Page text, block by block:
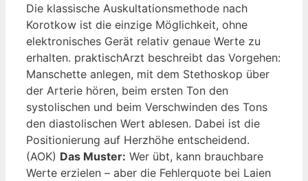
Die klassische Auskultationsmethode nach
Korotkow ist die einzige Möglichkeit, ohne
elektronisches Gerät relativ genaue Werte zu
erhalten. praktischArzt beschreibt das Vorgehen:
Manschette anlegen, mit dem Stethoskop über
der Arterie hören, beim ersten Ton den
systolischen und beim Verschwinden des Tons
den diastolischen Wert ablesen. Dabei ist die
Positionierung auf Herzhöhe entscheidend.
(AOK) Das Muster: Wer übt, kann brauchbare
Werte erzielen – aber die Fehlerquote bei Laien